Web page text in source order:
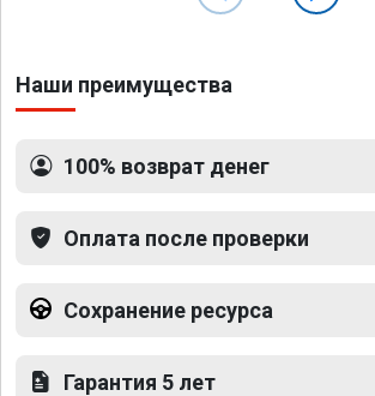
Наши преимущества
100% возврат денег
Оплата после проверки
Сохранение ресурса
Гарантия 5 лет